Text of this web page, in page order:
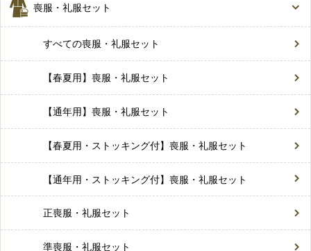
喪服・礼服セット
すべての喪服・礼服セット
【春夏用】喪服・礼服セット
【通年用】喪服・礼服セット
【春夏用・ストッキング付】喪服・礼服セット
【通年用・ストッキング付】喪服・礼服セット
正喪服・礼服セット
準喪服・礼服セット